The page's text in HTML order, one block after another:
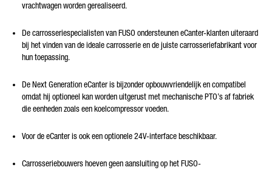
vrachtwagen worden gerealiseerd.
De carrosseriespecialisten van FUSO ondersteunen eCanter-klanten uiteraard
bij het vinden van de ideale carrosserie en de juiste carrosseriefabrikant voor
hun toepassing.
De Next Generation eCanter is bijzonder opbouwvriendelijk en compatibel
omdat hij optioneel kan worden uitgerust met mechanische PTO’s af fabriek
die eenheden zoals een koelcompressor voeden.
Voor de eCanter is ook een optionele 24V-interface beschikbaar.
Carrosseriebouwers hoeven geen aansluiting op het FUSO-